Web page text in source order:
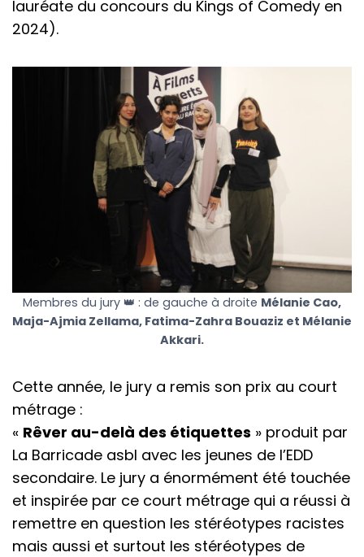
lauréate du concours du Kings of Comedy en
2024).
Membres du jury 👑 : de gauche à droite Mélanie Cao,
Maja-Ajmia Zellama, Fatima-Zahra Bouaziz et Mélanie
Akkari.
Cette année, le jury a remis son prix au court
métrage :
« Rêver au-delà des étiquettes » produit par
La Barricade asbl avec les jeunes de l’EDD
secondaire. Le jury a énormément été touchée
et inspirée par ce court métrage qui a réussi à
remettre en question les stéréotypes racistes
mais aussi et surtout les stéréotypes de